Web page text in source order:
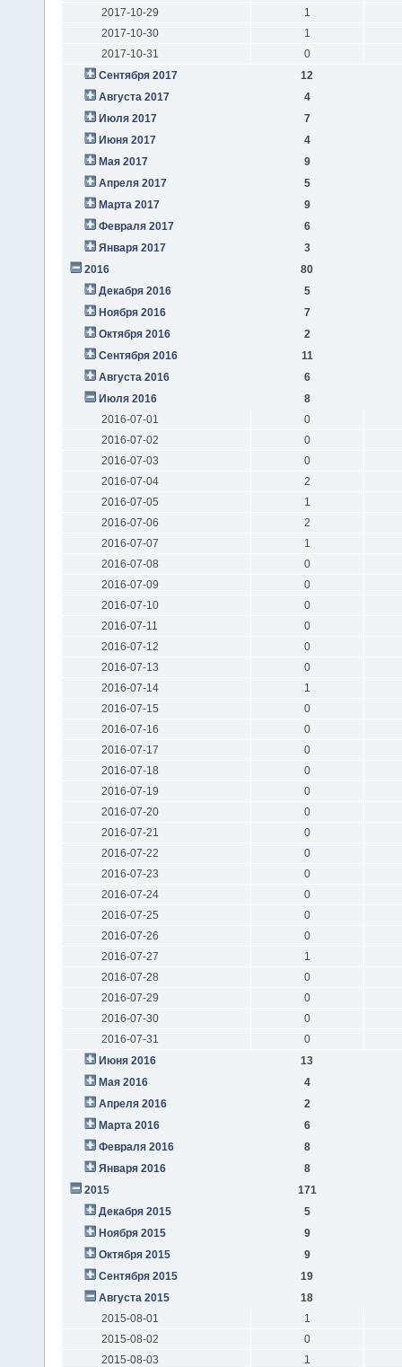
2017-10-29
1
2017-10-30
1
2017-10-31
0
Сентября 2017
12
Августа 2017
4
Июля 2017
7
Июня 2017
4
Мая 2017
9
Апреля 2017
5
Марта 2017
9
Февраля 2017
6
Января 2017
3
2016
80
Декабря 2016
5
Ноября 2016
7
Октября 2016
2
Сентября 2016
11
Августа 2016
6
Июля 2016
8
2016-07-01
0
2016-07-02
0
2016-07-03
0
2016-07-04
2
2016-07-05
1
2016-07-06
2
2016-07-07
1
2016-07-08
0
2016-07-09
0
2016-07-10
0
2016-07-11
0
2016-07-12
0
2016-07-13
0
2016-07-14
1
2016-07-15
0
2016-07-16
0
2016-07-17
0
2016-07-18
0
2016-07-19
0
2016-07-20
0
2016-07-21
0
2016-07-22
0
2016-07-23
0
2016-07-24
0
2016-07-25
0
2016-07-26
0
2016-07-27
1
2016-07-28
0
2016-07-29
0
2016-07-30
0
2016-07-31
0
Июня 2016
13
Мая 2016
4
Апреля 2016
2
Марта 2016
6
Февраля 2016
8
Января 2016
8
2015
171
Декабря 2015
5
Ноября 2015
9
Октября 2015
9
Сентября 2015
19
Августа 2015
18
2015-08-01
1
2015-08-02
0
2015-08-03
1